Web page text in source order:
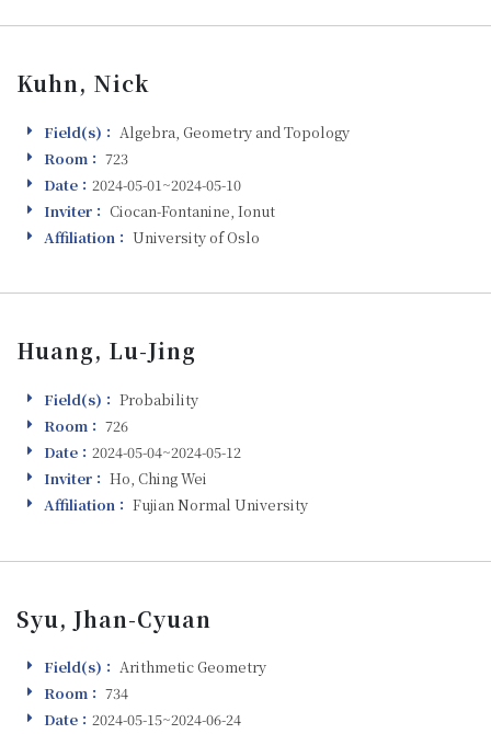
Kuhn, Nick
Field(s)
Field(s)： Algebra, Geometry and Topology
Room
Room： 723
Visiting
Date： 2024-05-01~2024-05-10
Inviter
Inviter： Ciocan-Fontanine, Ionut
Affiliation
Affiliation： University of Oslo
Huang, Lu-Jing
Field(s)
Field(s)： Probability
Room
Room： 726
Visiting
Date： 2024-05-04~2024-05-12
Inviter
Inviter： Ho, Ching Wei
Affiliation
Affiliation： Fujian Normal University
Syu, Jhan-Cyuan
Field(s)
Field(s)： Arithmetic Geometry
Room
Room： 734
Visiting
Date： 2024-05-15~2024-06-24